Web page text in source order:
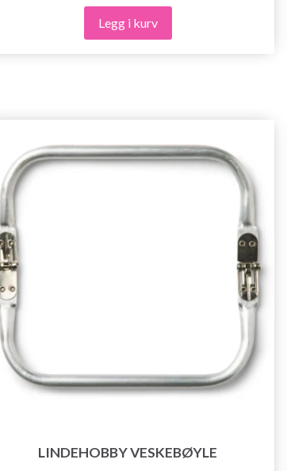
Legg i kurv
LINDEHOBBY VESKEBØYLE